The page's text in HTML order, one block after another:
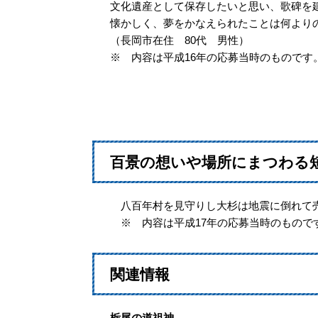
文化遺産として保存したいと思い、歌碑を
懐かしく、夢をかなえられたことは何より
（長岡市在住 80代 男性）
※ 内容は平成16年の応募当時のものです
百景の想いや場所にまつわる
八百年村を見守りし大杉は地震に倒れて
※ 内容は平成17年の応募当時のもので
関連情報